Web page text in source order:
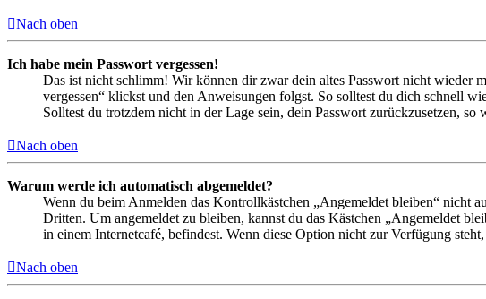
Nach oben
Ich habe mein Passwort vergessen!
Das ist nicht schlimm! Wir können dir zwar dein altes Passwort nicht wieder
vergessen“ klickst und den Anweisungen folgst. So solltest du dich schnell
Solltest du trotzdem nicht in der Lage sein, dein Passwort zurückzusetzen,
Nach oben
Warum werde ich automatisch abgemeldet?
Wenn du beim Anmelden das Kontrollkästchen „Angemeldet bleiben“ nicht
Dritten. Um angemeldet zu bleiben, kannst du das Kästchen „Angemeldet
in einem Internetcafé, befindest. Wenn diese Option nicht zur Verfügung
Nach oben